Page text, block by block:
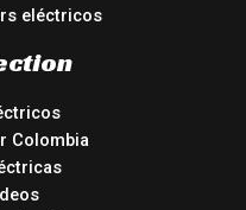
eléctricos
Colombia